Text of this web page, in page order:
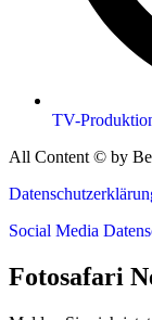
TV-
All Content © by
Social Media
Fotosafari